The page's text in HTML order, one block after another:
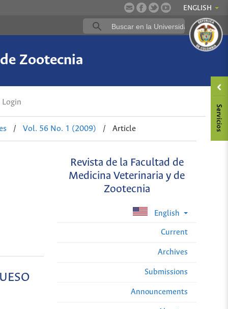
ENGLISH
Zootecnia
Login
/ Vol. 56 No. 1 (2009) / Article
Revista de la Facultad de
Medicina Veterinaria y de
Zootecnia
English
Current
Archives
Submissions
Announcements